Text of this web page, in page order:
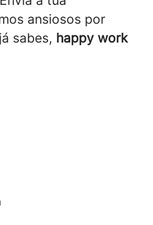
ansiosos por
sabes, happy work